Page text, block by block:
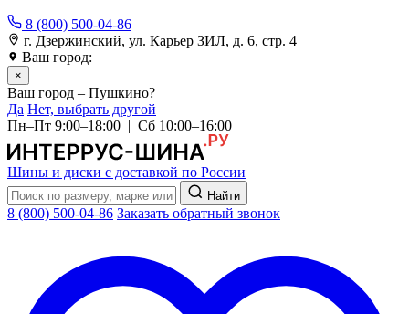
8 (800) 500-04-86
г. Дзержинский, ул. Карьер ЗИЛ, д. 6, стр. 4
Ваш город:
×
Ваш город – Пушкино?
Да Нет, выбрать другой
Пн–Пт 9:00–18:00 | Сб 10:00–16:00
Шины и диски с доставкой по России
Найти
8 (800) 500-04-86 Заказать обратный звонок